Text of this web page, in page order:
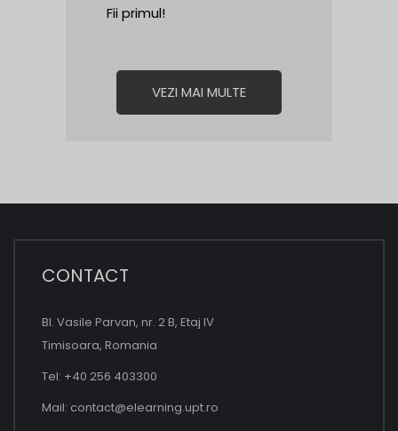
Fii primul!
VEZI MAI MULTE
CONTACT
Bl. Vasile Parvan, nr. 2 B, Etaj IV
Timisoara, Romania
Tel: +40 256 403300
Mail: contact@elearning.upt.ro